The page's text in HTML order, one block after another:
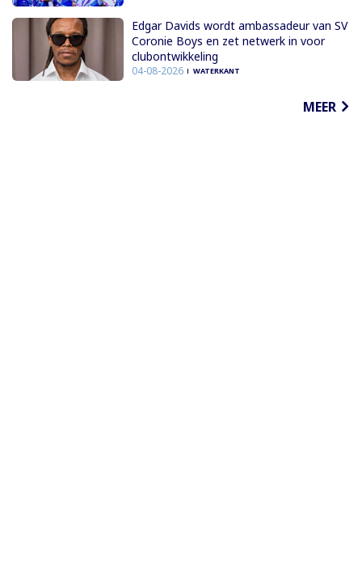
Edgar Davids wordt ambassadeur van SV
Coronie Boys en zet netwerk in voor
clubontwikkeling
04-08-2026 WATERKANT
MEER